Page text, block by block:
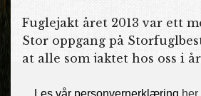
Les vår personvernerklæring her
Fuglejakt året 2013 var ett
Stor oppgang på
at alle som jaktet hos oss i